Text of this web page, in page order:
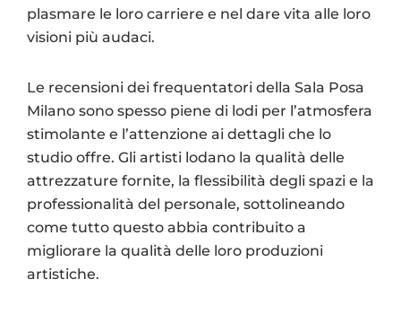
plasmare le loro carriere e nel dare vita alle loro
visioni più audaci.
Le recensioni dei frequentatori della Sala Posa
Milano sono spesso piene di lodi per l’atmosfera
stimolante e l’attenzione ai dettagli che lo
studio offre. Gli artisti lodano la qualità delle
attrezzature fornite, la flessibilità degli spazi e la
professionalità del personale, sottolineando
come tutto questo abbia contribuito a
migliorare la qualità delle loro produzioni
artistiche.